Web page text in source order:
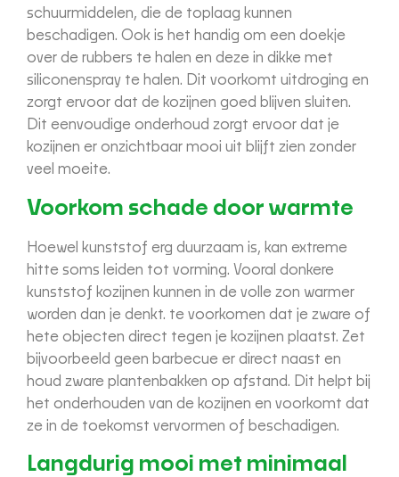
schuurmiddelen, die de toplaag kunnen
beschadigen. Ook is het handig om een ​​doekje
over de rubbers te halen en deze in dikke met
siliconenspray te halen. Dit voorkomt uitdroging en
zorgt ervoor dat de kozijnen goed blijven sluiten.
Dit eenvoudige onderhoud zorgt ervoor dat je
kozijnen er onzichtbaar mooi uit blijft zien zonder
veel moeite.
Voorkom schade door warmte
Hoewel kunststof erg duurzaam is, kan extreme
hitte soms leiden tot vorming. Vooral donkere
kunststof kozijnen kunnen in de volle zon warmer
worden dan je denkt. te voorkomen dat je zware of
hete objecten direct tegen je kozijnen plaatst. Zet
bijvoorbeeld geen barbecue er direct naast en
houd zware plantenbakken op afstand. Dit helpt bij
het onderhouden van de kozijnen en voorkomt dat
ze in de toekomst vervormen of beschadigen.
Langdurig mooi met minimaal